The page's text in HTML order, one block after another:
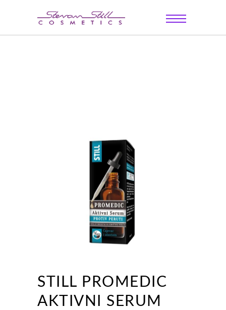
STILL PROMEDIC
AKTIVNI SERUM